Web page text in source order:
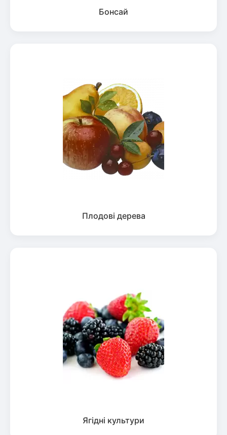
Бонсай
Плодові дерева
Ягідні культури